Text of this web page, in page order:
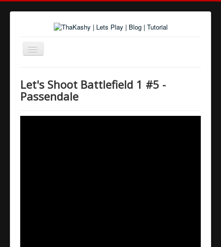
Navigation
an/aus
Über uns
Let's Shoot Battlefield 1 #5 -
Passendale